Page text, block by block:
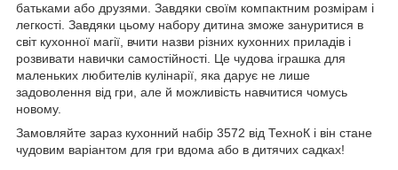
батьками або друзями. Завдяки своїм компактним розмірам і
легкості. Завдяки цьому набору дитина зможе зануритися в
світ кухонної магії, вчити назви різних кухонних приладів і
розвивати навички самостійності. Це чудова іграшка для
маленьких любителів кулінарії, яка дарує не лише
задоволення від гри, але й можливість навчитися чомусь
новому.
Замовляйте зараз кухонний набір 3572 від ТехноК і він стане
чудовим варіантом для гри вдома або в дитячих садках!